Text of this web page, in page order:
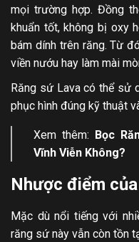
mọi trường hợp. Đồng
khuẩn tốt, không bị oxy
bám dính trên răng. Từ
viền nướu hay làm mài
Răng sứ Lava có thể sử
phục hình đúng kỹ thuật
Xem thêm: Bọc
Vĩnh Viễn Không?
Nhược điểm
Mặc dù nổi tiếng với
răng sứ này vẫn còn tồn